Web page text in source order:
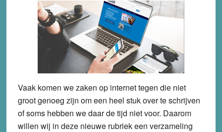
Vaak komen we zaken op internet tegen die niet
groot genoeg zijn om een heel stuk over te schrijven
of soms hebben we daar de tijd niet voor. Daarom
willen wij in deze nieuwe rubriek een verzameling